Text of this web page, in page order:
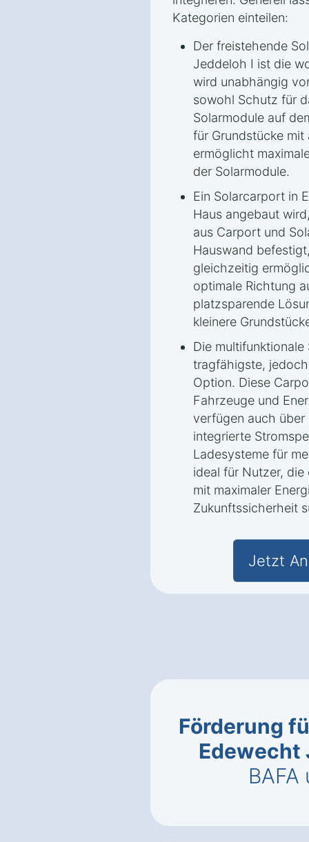
Kategorien einteilen:
Der freistehende
Jeddeloh I ist die
wird unabhängig
sowohl Schutz für
Solarmodule auf
für Grundstücke
ermöglicht
der Solarmodule.
Ein Solarcarport in
Haus angebaut
aus Carport und
Hauswand
gleichzeitig
optimale Richtung
platzsparende
kleinere
Die
tragfähigste,
Option. Diese
Fahrzeuge und
verfügen auch
integrierte
Ladesysteme für
ideal für Nutzer, die
mit maximaler
Zukunftssicherheit
Jetzt
Förderung
Edewecht